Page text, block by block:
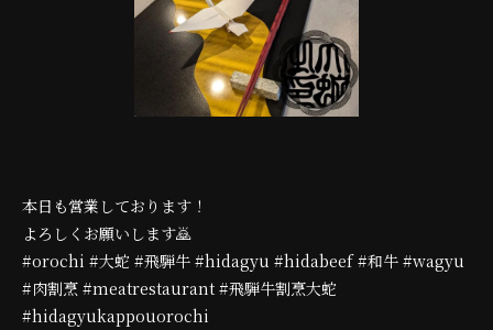
本日も営業しております！
よろしくお願いします🙇
#orochi #大蛇 #飛騨牛 #hidagyu #hidabeef #和牛 #wagyu
#肉割烹 #meatrestaurant #飛騨牛割烹大蛇
#hidagyukappouorochi